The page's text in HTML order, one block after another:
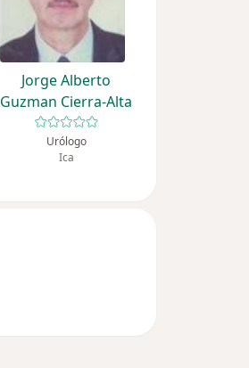
Jorge Alberto
Guzman Cierra-Alta
Urólogo
Ica